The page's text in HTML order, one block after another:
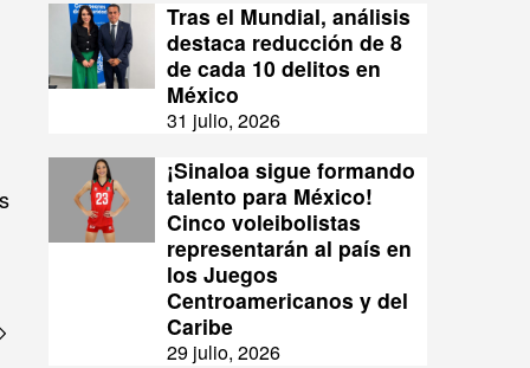
Tras el Mundial, análisis
destaca reducción de 8
de cada 10 delitos en
México
31 julio, 2026
¡Sinaloa sigue formando
talento para México!
Cinco voleibolistas
representarán al país en
los Juegos
Centroamericanos y del
Caribe
29 julio, 2026